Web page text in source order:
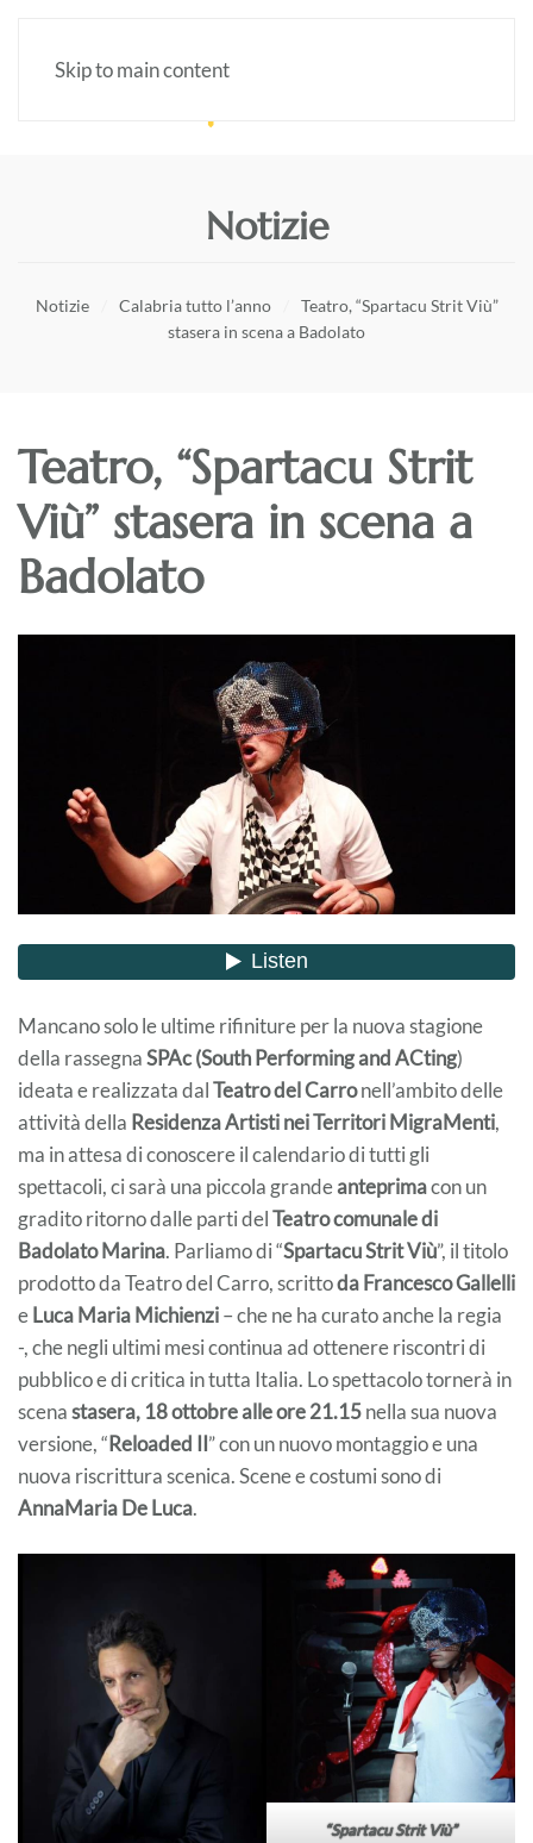
Skip to main content
Notizie
Notizie Calabria tutto l’anno
Teatro, “Spartacu Strit Viù”
stasera in scena a Badolato
Teatro, “Spartacu Strit
Viù” stasera in scena a
Badolato
Mancano solo le ultime rifiniture per la nuova stagione
della rassegnaSPAc (South Performing and ACting)
ideata e realizzata dalTeatro del Carronell’ambito delle
attività della Residenza Artisti nei Territori MigraMenti,
ma in attesa di conoscere il calendario di tutti gli
spettacoli, ci sarà una piccola grandeanteprimacon un
gradito ritorno dalle parti delTeatro comunale di
Badolato Marina. Parliamo di “Spartacu Strit Viù”, il titolo
prodotto da Teatro del Carro, scrittoda Francesco Gallelli
eLuca Maria Michienzi– che ne ha curato anche la regia
-, che negli ultimi mesi continua ad ottenere riscontri di
pubblico e di critica in tutta Italia. Lo spettacolo tornerà in
scenastasera, 18 ottobrealle ore 21.15nella sua nuova
versione, “Reloaded II” con un nuovo montaggio e una
nuova riscrittura scenica. Scene e costumi sono di
AnnaMaria De Luca.
“Spartacu Strit Viù”